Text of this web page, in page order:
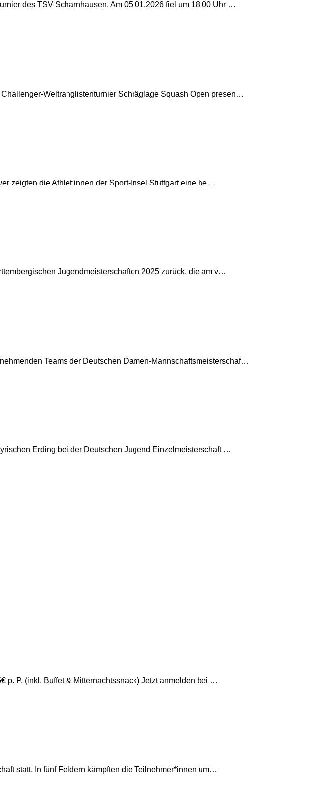
des TSV Scharnhausen. Am 05.01.2026 fiel um 18:00 Uhr …
Weltranglistenturnier Schräglage Squash Open presen…
zeigten die Athlet:innen der Sport-Insel Stuttgart eine he…
Jugendmeisterschaften 2025 zurück, die am v…
Teams der Deutschen Damen-Mannschaftsmeisterschaf…
Erding bei der Deutschen Jugend Einzelmeisterschaft …
p. P. (inkl. Buffet & Mitternachtssnack) Jetzt anmelden bei …
statt. In fünf Feldern kämpften die Teilnehmer*innen um…